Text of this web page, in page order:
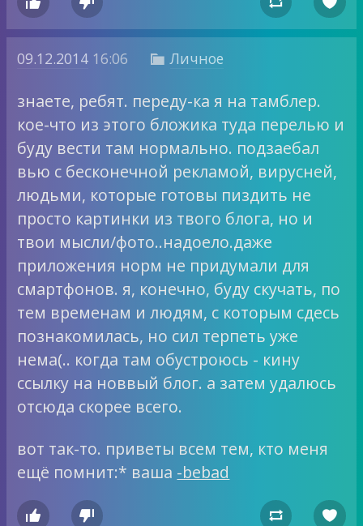
09.12.2014 16:06  Личное
знаете, ребят. переду-ка я на тамблер.
кое-что из этого бложика туда перелью и
буду вести там нормально. подзаебал
вью с бесконечной рекламой, вирусней,
людьми, которые готовы пиздить не
просто картинки из твого блога, но и
твои мысли/фото..надоело.даже
приложения норм не придумали для
смартфонов. я, конечно, буду скучать, по
тем временам и людям, с которым сдесь
познакомилась, но сил терпеть уже
нема(.. когда там обустроюсь - кину
ссылку на новвый блог. а затем удалюсь
отсюда скорее всего.
вот так-то. приветы всем тем, кто меня
ещё помнит:* ваша -bebad
   